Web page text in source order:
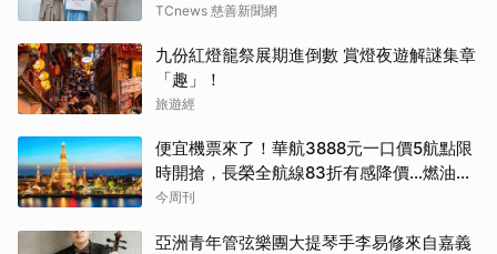
TCnews 慈善新聞網
九份紅燈籠祭展期進倒數 賞燈夜遊解謎集章
「趣」！
旅遊經
便宜機票來了！華航3888元一口價5航點限
時開搶，長榮全航線83折有感降價…燃油稅
8/9調漲早買早省
今周刊
亞洲青年管弦樂團大提琴手李易修來自嘉義